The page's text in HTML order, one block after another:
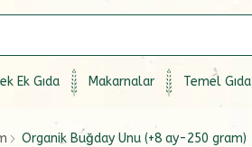
Ek Gıda Makarnalar Temel Gıda
Organik Buğday Unu (+8 ay-250 gram)